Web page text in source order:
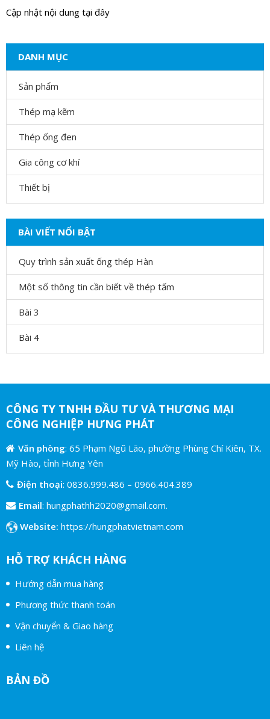
Cập nhật nội dung tại đây
DANH MỤC
Sản phẩm
Thép mạ kẽm
Thép ống đen
Gia công cơ khí
Thiết bị
BÀI VIẾT NỔI BẬT
Quy trình sản xuất ống thép Hàn
Một số thông tin cần biết về thép tấm
Bài 3
Bài 4
CÔNG TY TNHH ĐẦU TƯ VÀ THƯƠNG MẠI
CÔNG NGHIỆP HƯNG PHÁT
Văn phòng: 65 Phạm Ngũ Lão, phường Phùng Chí Kiên, TX.
Mỹ Hào, tỉnh Hưng Yên
Điện thoại: 0836.999.486 – 0966.404.389
Email: hungphathh2020@gmail.com.
Website: https://hungphatvietnam.com
HỖ TRỢ KHÁCH HÀNG
Hướng dẫn mua hàng
Phương thức thanh toán
Vận chuyển & Giao hàng
Liên hệ
BẢN ĐỒ